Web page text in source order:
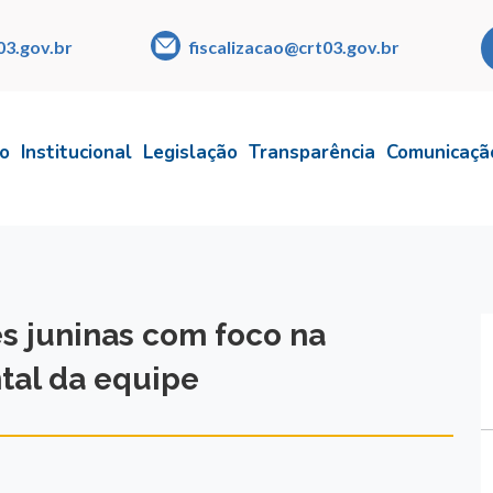
fiscalizacao@crt03.gov.br
Institucional Legislação Transparência
juninas com foco na
da equipe